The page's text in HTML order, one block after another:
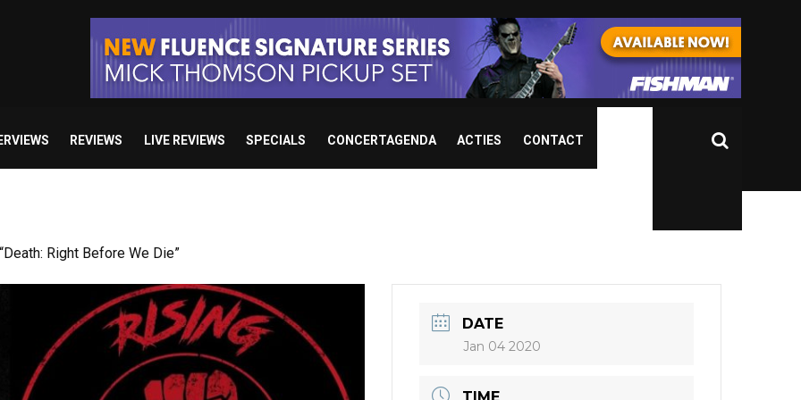
REVIEWS LIVE REVIEWS SPECIALS CONCERTAGENDA ACTIES CONTACT
studio album set for release in 2027
DATE
Jan 04 2020